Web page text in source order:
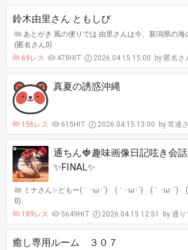
鈴木由里さん ともしび
あとがき 風の便りでは 由里さんは今、新潟県の
(匿名さん0)
69レス
478HIT 2026.04.15 15:00 匿名さ
真夏の誘惑沖縄
156レス 615HIT 2026.04.15 13:00 常連
通ちん🍓趣味画像日記呟き会
✨️FINAL✨️
ミナさん✨️どもー(｀･ω･´)ゞ(｀･ω･´)ゞ(｀･ω･´)
0)
189レス
5649HIT 2026.04.15 12:51 通り
癒し専用ルーム ３０７